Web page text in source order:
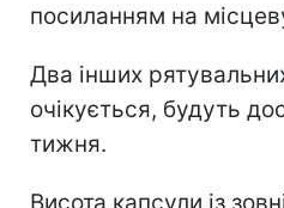
посиланням на
Два інших
очікується, будуть
тижня.
Висота капсули із